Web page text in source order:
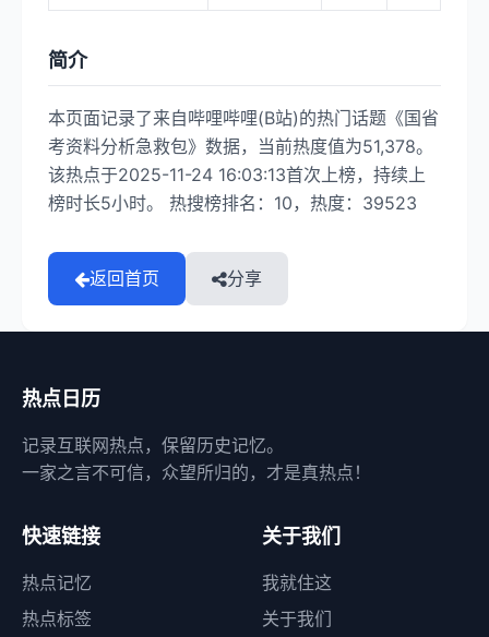
简介
本页面记录了来自哔哩哔哩(B站)的热门话题《国省
考资料分析急救包》数据，当前热度值为51,378。
该热点于2025-11-24 16:03:13首次上榜，持续上
榜时长5小时。 热搜榜排名：10，热度：39523
返回首页 分享
热点日历
记录互联网热点，保留历史记忆。
一家之言不可信，众望所归的，才是真热点！
快速链接
热点记忆
热点标签
关于我们
我就住这
关于我们